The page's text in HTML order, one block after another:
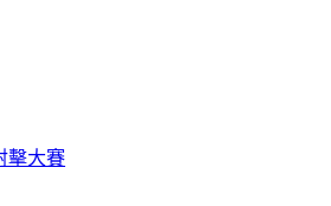
擊大賽